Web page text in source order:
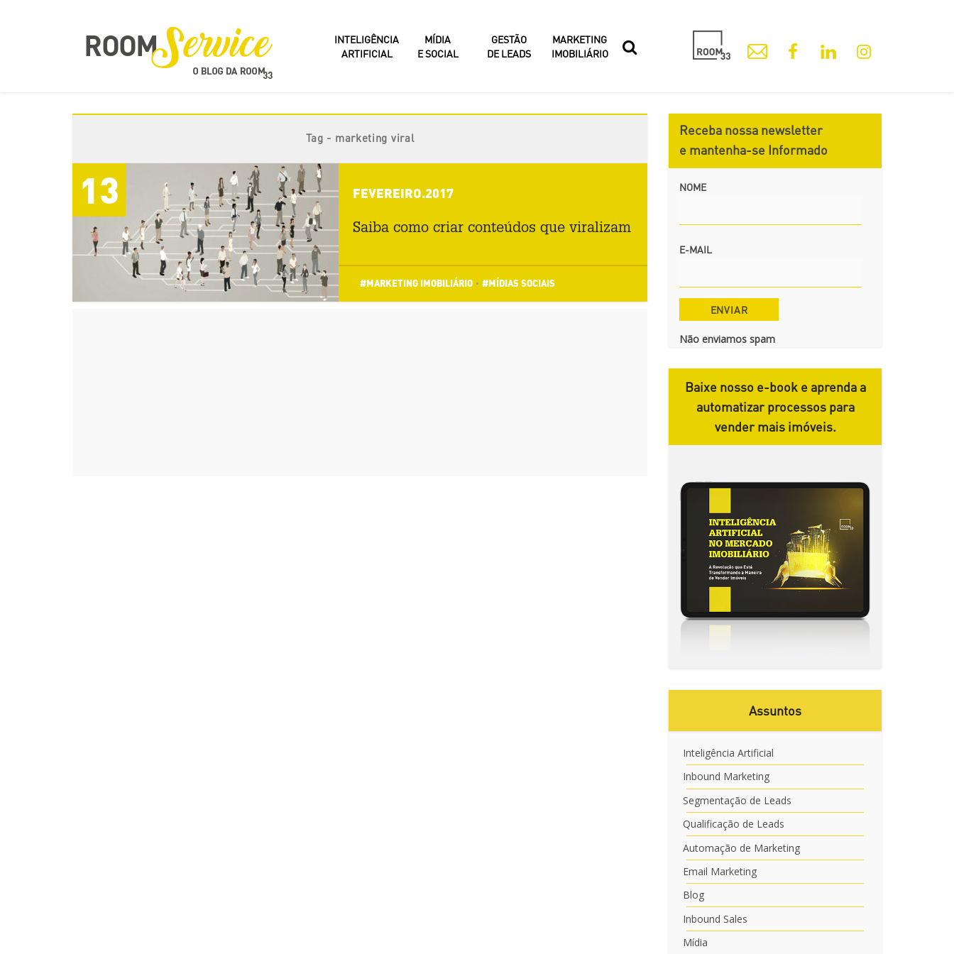
INTELIGÊNCIA
ARTIFICIAL
MÍDIA
E SOCIAL
GESTÃO
DE LEADS
MARKETING
IMOBILIÁRIO
Tag - marketing viral
13 FEVEREIRO.2017
Saiba como criar conteúdos que viralizam
#MARKETING IMOBILIÁRIO • #MÍDIAS SOCIAIS
Receba nossa newsletter
e mantenha-se Informado
NOME
E-MAIL
Não enviamos spam
Baixe nosso e-book e aprenda a
automatizar processos para
vender mais imóveis.
Assuntos
Inteligência Artificial
Inbound Marketing
Segmentação de Leads
Qualificação de Leads
Automação de Marketing
Email Marketing
Blog
Inbound Sales
Mídia